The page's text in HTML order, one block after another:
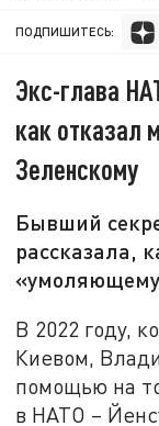
ПОДПИШИТЕСЬ:
Экс-глава
как отказал
Зеленскому
Бывший
рассказала,
В 2022 году,
Киевом,
помощью на
в НАТО –